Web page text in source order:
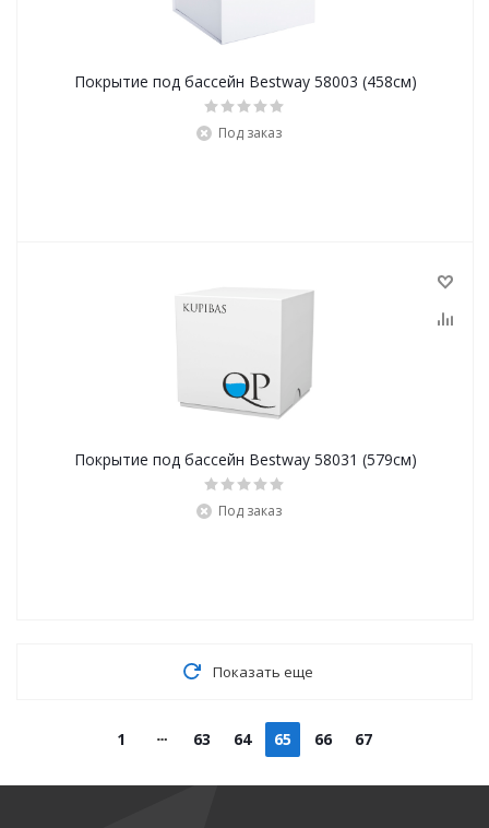
Покрытие под бассейн Bestway 58003 (458см)
Под заказ
Покрытие под бассейн Bestway 58031 (579см)
Под заказ
Показать еще
1 63 64 65 66 67